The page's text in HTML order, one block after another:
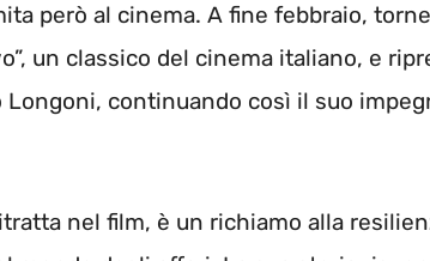
però al cinema. A fine febbraio,
un classico del cinema italiano, e
Longoni, continuando così il suo
nel film, è un richiamo alla